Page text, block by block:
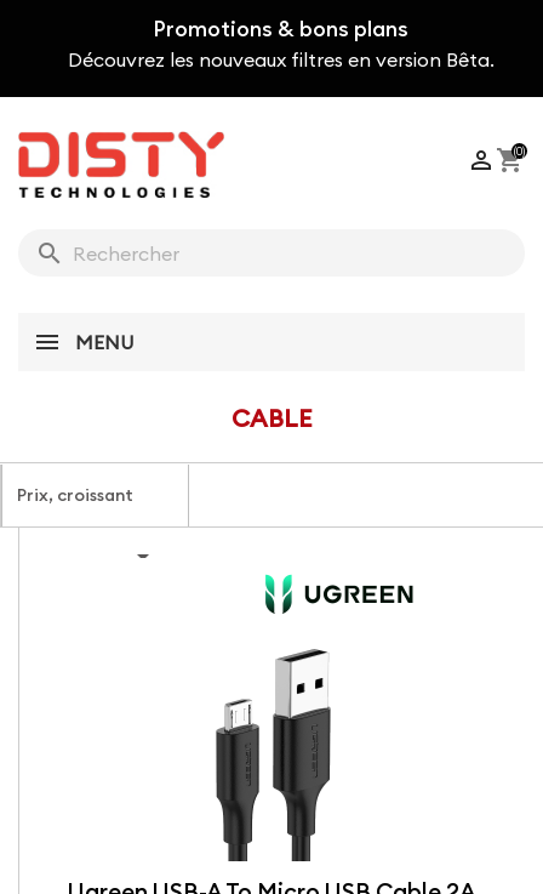
Promotions & bons plans
Découvrez les nouveaux filtres en version Bêta.
search
 shopping_cart
(0)
MENU
CABLE
Prix, croissant
